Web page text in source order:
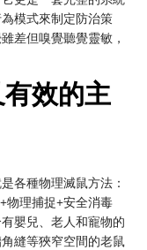
模式來制定防治策
差但嗅覺聽覺靈敏，
效的主
各種物理滅鼠方法：
物理捕捉+安全消毒
嬰兒、老人和寵物的
縫等狹窄空間的老鼠